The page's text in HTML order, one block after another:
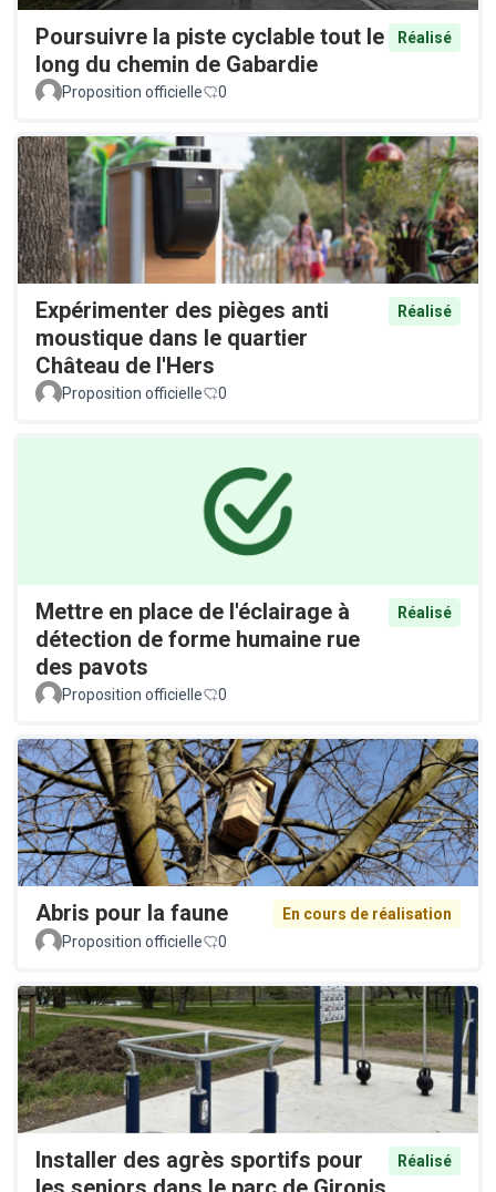
Poursuivre la piste cyclable tout le
long du chemin de Gabardie
Réalisé
Proposition officielle 0
Expérimenter des pièges anti
moustique dans le quartier
Château de l'Hers
Réalisé
Proposition officielle 0
Mettre en place de l'éclairage à
détection de forme humaine rue
des pavots
Réalisé
Proposition officielle 0
Abris pour la faune
En cours de réalisation
Proposition officielle
0
Installer des agrès sportifs pour
Réalisé